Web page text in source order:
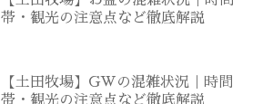
帯・観光の注意点など徹底解説
【土田牧場】GWの混雑状況｜時間
帯・観光の注意点など徹底解説